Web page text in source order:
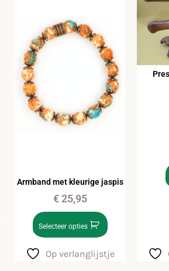
Armband met kleurige jaspis
€25,95
Selecteer opties
Op verlanglijstje